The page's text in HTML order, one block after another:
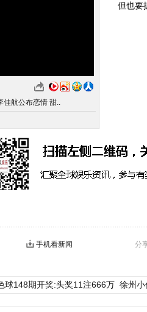
佳航公布恋情 甜..
但也要
分
手机看新闻
球148期开奖:头奖11注666万 徐州